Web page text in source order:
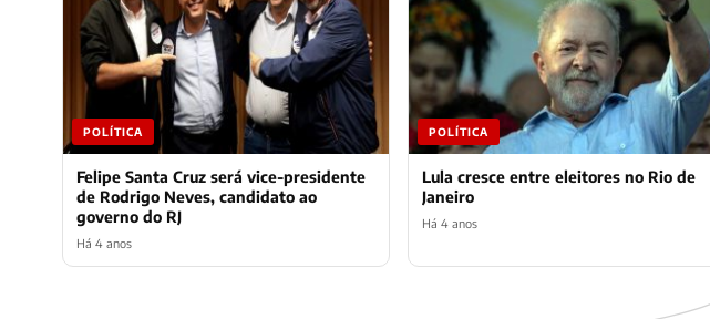
POLÍTICA
Felipe Santa Cruz será vice-presidente
de Rodrigo Neves, candidato ao
governo do RJ
Há 4 anos
POLÍTICA
Lula cresce entre eleitores no Rio de
Janeiro
Há 4 anos